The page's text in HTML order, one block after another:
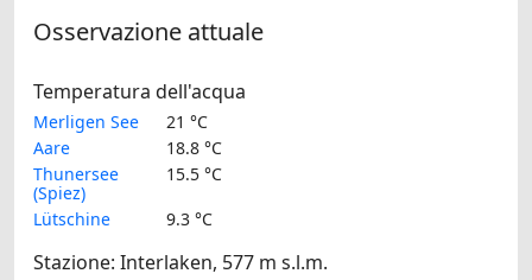
Osservazione attuale
Temperatura dell'acqua
Merligen See
21 °C
Aare
18.8 °C
Thunersee
(Spiez)
15.5 °C
Lütschine
9.3 °C
Stazione: Interlaken, 577 m s.l.m.